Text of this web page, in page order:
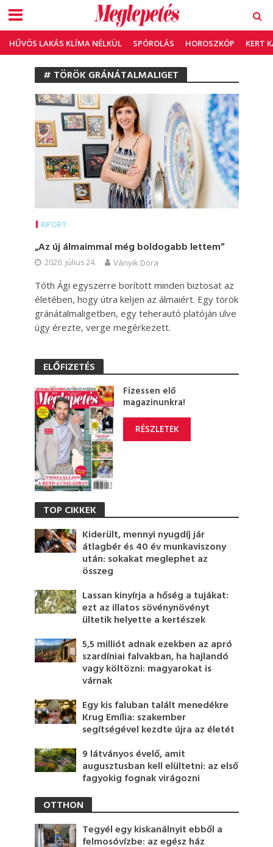
HŰVÖS LAKÁS KLÍMA NÉLKÜL SPÓROLÁS HOROSZKÓP KERT
# TÖRÖK GRÁNÁTALMALIGET
RIPORT
„Az új álmaimmal még boldogabb lettem”
2020. július 24. Ványik Dóra
Tóth Ági egyszerre borított minden biztosat az
életében, hogy útra keljen az álmaiért. Egy török
gránátalmaligetben, egy teherautó platóján ülve
úgy érezte, verge megérkezett.
ELŐFIZETÉS
Fizessen elő
magazinunkra!
RÉSZLETEK
TOP CIKKEK
Kiderült, mennyi nyugdíj jár
átlagbér és 40 év munkaviszony
után: sokakat meglephet az
összeg
Lassan kinyírja a hőség a tujákat:
ezt az illatos sövénynövényt
ültetik helyette a kertészek
5,5 milliót adnak ezekben az apró
szardíniai falvakban, ha hajlandó
vagy költözni: magyarokat is
várnak
Egy kis faluban talált menedékre
Krug Emília: szakember
segítségével kezdte újra az életét
9 látványos évelő, amit
augusztusban kell elültetni: az első
fagyokig fognak virágozni
OTTHON
Tegyél egy kiskanálnyit ebből a
felmosóvízbe: az egész ház